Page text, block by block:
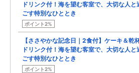
ドリンク付！海を望む客室で、大切な人と
ごす特別なひととき
ポイント2%
【ささやかな記念日｜2食付】ケーキ＆乾
ドリンク付！海を望む客室で、大切な人と
ごす特別なひととき
ポイント2%